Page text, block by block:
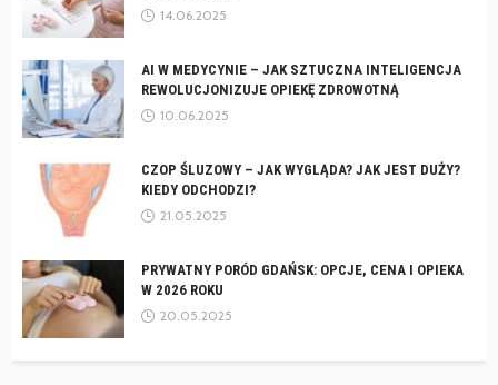
14.06.2025
AI W MEDYCYNIE – JAK SZTUCZNA INTELIGENCJA
REWOLUCJONIZUJE OPIEKĘ ZDROWOTNĄ
10.06.2025
CZOP ŚLUZOWY – JAK WYGLĄDA? JAK JEST DUŻY?
KIEDY ODCHODZI?
21.05.2025
PRYWATNY PORÓD GDAŃSK: OPCJE, CENA I OPIEKA
W 2026 ROKU
20.05.2025